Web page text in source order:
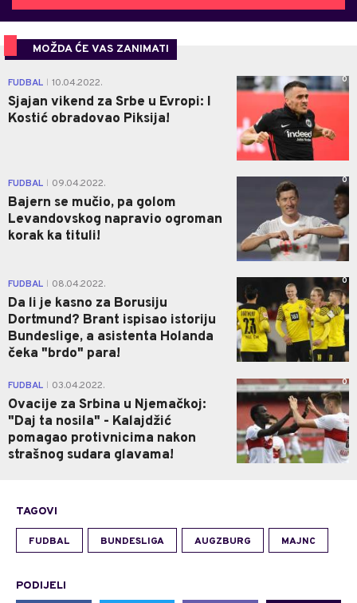
MOŽDA ĆE VAS ZANIMATI
FUDBAL 10.04.2022.
Sjajan vikend za Srbe u Evropi: I
Kostić obradovao Piksija!
0
FUDBAL 09.04.2022.
Bajern se mučio, pa golom
Levandovskog napravio ogroman
korak ka tituli!
0
FUDBAL 08.04.2022.
Da li je kasno za Borusiju
Dortmund? Brant ispisao istoriju
Bundeslige, a asistenta Holanda
čeka "brdo" para!
0
FUDBAL 03.04.2022.
Ovacije za Srbina u Njemačkoj:
"Daj ta nosila" - Kalajdžić
pomagao protivnicima nakon
strašnog sudara glavama!
0
TAGOVI
FUDBAL BUNDESLIGA AUGZBURG MAJNC
PODIJELI